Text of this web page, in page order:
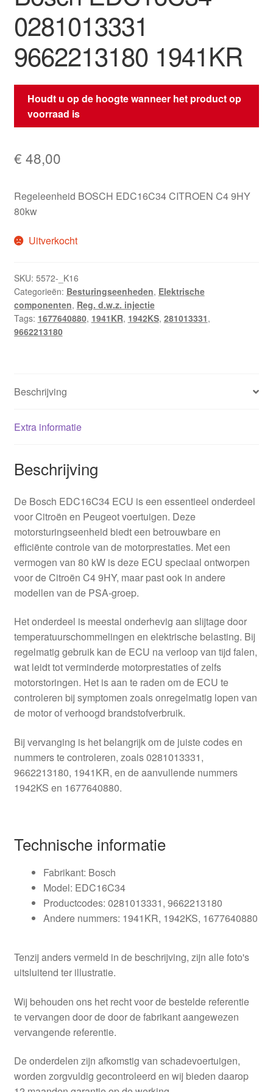
0281013331
9662213180 1941KR
Houdt u op de hoogte wanneer het product op
voorraad is
€ 48,00
Regeleenheid BOSCH EDC16C34 CITROEN C4 9HY
80kw
Uitverkocht
SKU: 5572-_K16
Categorieën: Besturingseenheden, Elektrische
componenten, Reg. d.w.z. injectie
Tags: 1677640880, 1941KR, 1942KS, 281013331,
9662213180
Beschrijving
Extra informatie
Beschrijving
De Bosch EDC16C34 ECU is een essentieel onderdeel
voor Citroën en Peugeot voertuigen. Deze
motorsturingseenheid biedt een betrouwbare en
efficiënte controle van de motorprestaties. Met een
vermogen van 80 kW is deze ECU speciaal ontworpen
voor de Citroën C4 9HY, maar past ook in andere
modellen van de PSA-groep.
Het onderdeel is meestal onderhevig aan slijtage door
temperatuurschommelingen en elektrische belasting. Bij
regelmatig gebruik kan de ECU na verloop van tijd falen,
wat leidt tot verminderde motorprestaties of zelfs
motorstoringen. Het is aan te raden om de ECU te
controleren bij symptomen zoals onregelmatig lopen van
de motor of verhoogd brandstofverbruik.
Bij vervanging is het belangrijk om de juiste codes en
nummers te controleren, zoals 0281013331,
9662213180, 1941KR, en de aanvullende nummers
1942KS en 1677640880.
Technische informatie
Fabrikant: Bosch
Model: EDC16C34
Productcodes: 0281013331, 9662213180
Andere nummers: 1941KR, 1942KS, 1677640880
Tenzij anders vermeld in de beschrijving, zijn alle foto's
uitsluitend ter illustratie.
Wij behouden ons het recht voor de bestelde referentie
te vervangen door de door de fabrikant aangewezen
vervangende referentie.
De onderdelen zijn afkomstig van schadevoertuigen,
worden zorgvuldig gecontroleerd en wij bieden daarop